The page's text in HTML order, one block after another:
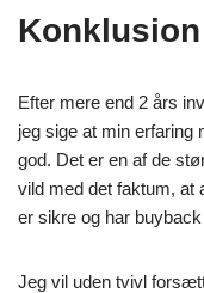
Konklusion
Efter mere end 2 års
jeg sige at min
god. Det er en af de
vild med det faktum, at
er sikre og har buyback
Jeg vil uden tvivl